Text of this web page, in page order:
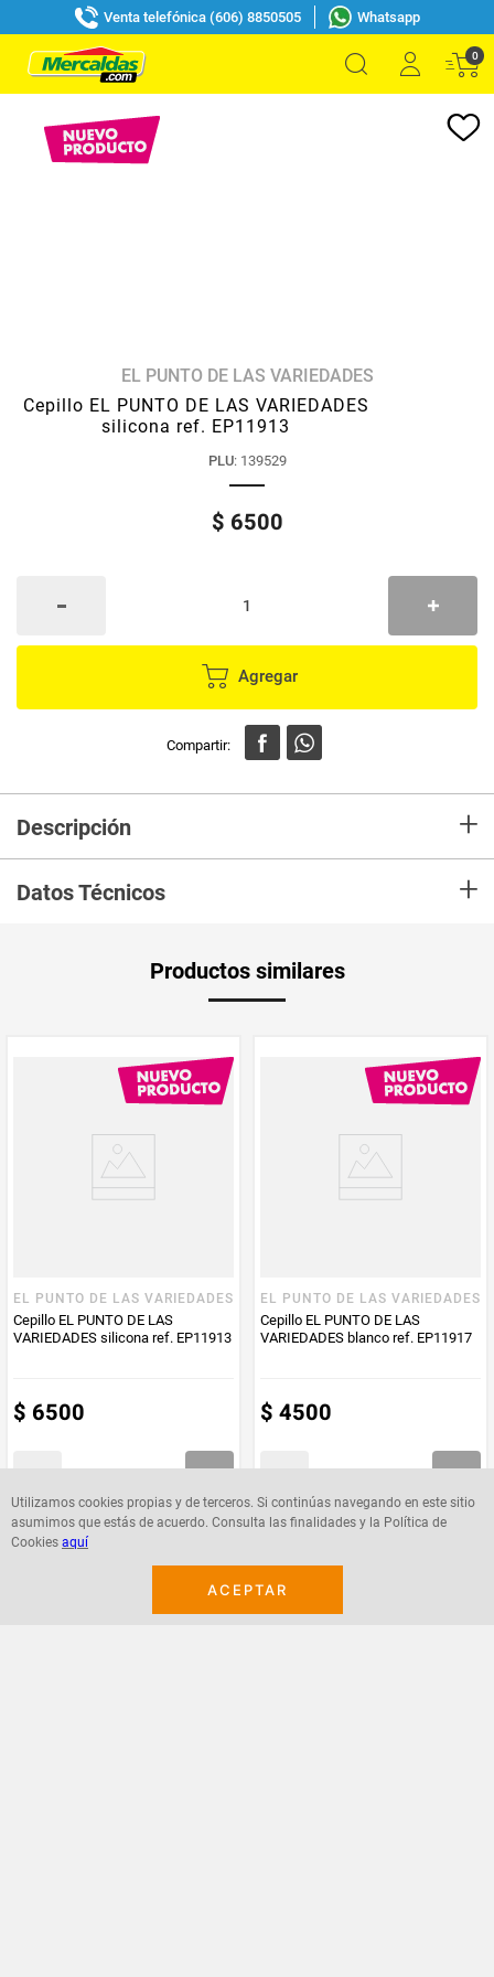
Venta telefónica (606) 8850505 Whatsapp
0
Utilizamos cookies propias y de terceros. Si continúas navegando en este sitio
asumimos que estás de acuerdo. Consulta las finalidades y la Política de
Cookies aquí
ACEPTAR
EL PUNTO DE LAS VARIEDADES
Cepillo EL PUNTO DE LAS VARIEDADES
silicona ref. EP11913
PLU: 139529
$ 6500
Agregar
Descripción +
Datos Técnicos +
Productos similares
EL PUNTO DE LAS VARIEDADES
Cepillo EL PUNTO DE LAS
VARIEDADES silicona ref. EP11913
$ 6500
EL PUNTO DE LAS VARIEDADES
Cepillo EL PUNTO DE LAS
VARIEDADES blanco ref. EP11917
$ 4500